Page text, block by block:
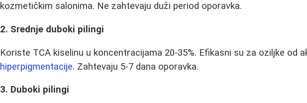
kozmetičkim salonima. Ne zahtevaju duži period oporavka.
2. Srednje duboki pilingi
Koriste TCA kiselinu u koncentracijama 20-35%. Efikasni su za oziljke od
hiperpigmentacije. Zahtevaju 5-7 dana oporavka.
3. Duboki pilingi